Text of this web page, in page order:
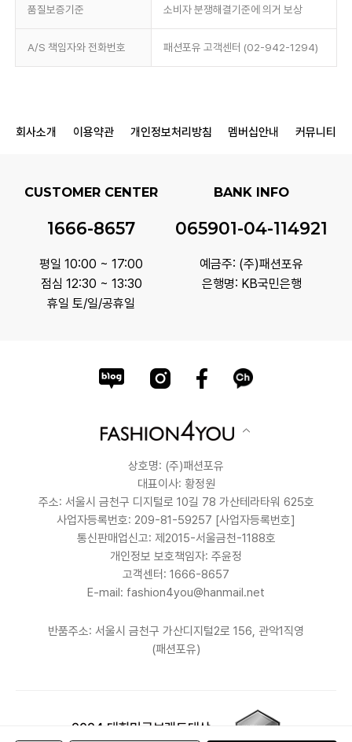
품질보증기준 소비자 분쟁해결기준에 의거 보상
A/S 책임자와 전화번호 패션포유 고객센터 (02-942-1294)
회사소개 이용약관 개인정보처리방침 멤버십안내 커뮤니티
CUSTOMER CENTER
1666-8657
평일 10:00 ~ 17:00
점심 12:30 ~ 13:30
휴일 토/일/공휴일
BANK INFO
065901-04-114921
예금주: (주)패션포유
은행명: KB국민은행
상호명: (주)패션포유
대표이사: 황정원
주소: 서울시 금천구 디지털로 10길 78 가산테라타워 625호
사업자등록번호: 209-81-59257 [사업자등록번호]
통신판매업신고: 제2015-서울금천-1188호
개인정보 보호책임자: 주윤정
고객센터: 1666-8657
E-mail: fashion4you@hanmail.net
반품주소: 서울시 금천구 가산디지털2로 156, 관악1직영
(패션포유)